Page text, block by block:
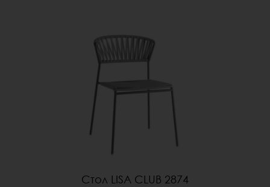
Стол LISA CLUB 2874